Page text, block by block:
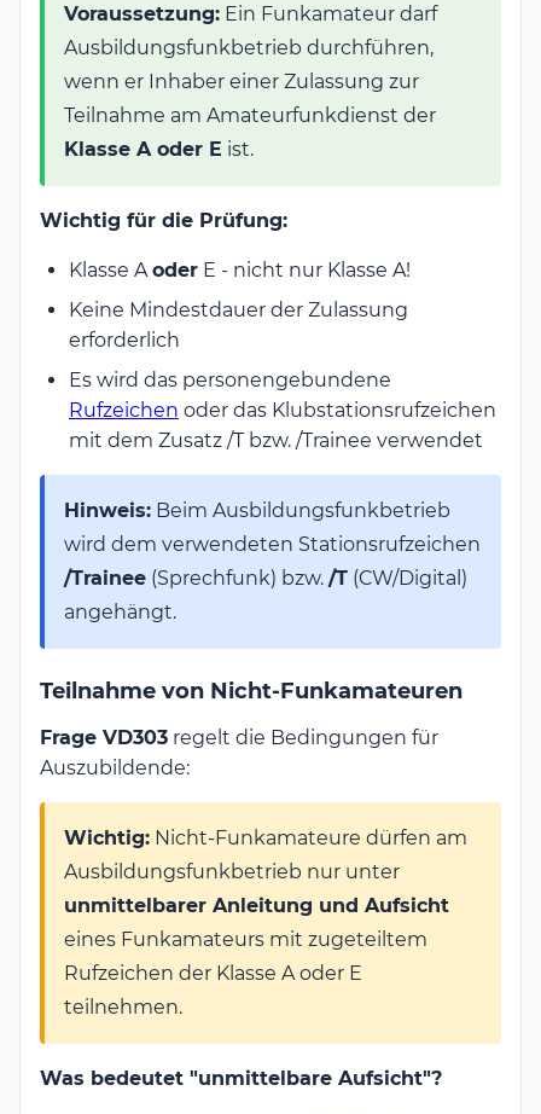
Voraussetzung: Ein Funkamateur darf
Ausbildungsfunkbetrieb durchführen,
wenn er Inhaber einer Zulassung zur
Teilnahme am Amateurfunkdienst der
Klasse A oder E ist.
Wichtig für die Prüfung:
Klasse A oder E - nicht nur Klasse A!
Keine Mindestdauer der Zulassung
erforderlich
Es wird das personengebundene
Rufzeichen oder das Klubstationsrufzeichen
mit dem Zusatz /T bzw. /Trainee verwendet
Hinweis: Beim Ausbildungsfunkbetrieb
wird dem verwendeten Stationsrufzeichen
/Trainee (Sprechfunk) bzw. /T (CW/Digital)
angehängt.
Teilnahme von Nicht-Funkamateuren
Frage VD303 regelt die Bedingungen für
Auszubildende:
Wichtig: Nicht-Funkamateure dürfen am
Ausbildungsfunkbetrieb nur unter
unmittelbarer Anleitung und Aufsicht
eines Funkamateurs mit zugeteiltem
Rufzeichen der Klasse A oder E
teilnehmen.
Was bedeutet "unmittelbare Aufsicht"?